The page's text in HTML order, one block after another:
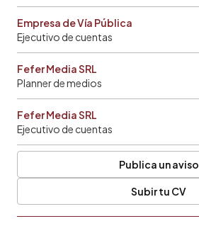
Empresa de Vía Pública
Ejecutivo de cuentas
Fefer Media SRL
Planner de medios
Fefer Media SRL
Ejecutivo de cuentas
Publica un aviso
Subir tu CV